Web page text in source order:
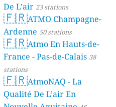
De L’air 23 stations
🇫🇷ATMO Champagne-
Ardenne 50 stations
🇫🇷Atmo En Hauts-de-
France - Pas-de-Calais 38
stations
🇫🇷AtmoNAQ - La
Qualité De L’air En